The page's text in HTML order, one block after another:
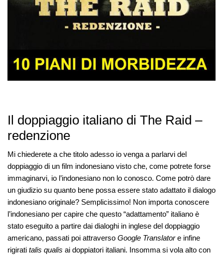
Il doppiaggio italiano di The Raid –
redenzione
Mi chiederete a che titolo adesso io venga a parlarvi del
doppiaggio di un film indonesiano visto che, come potrete forse
immaginarvi, io l’indonesiano non lo conosco. Come potrò dare
un giudizio su quanto bene possa essere stato adattato il dialogo
indonesiano originale? Semplicissimo! Non importa conoscere
l’indonesiano per capire che questo “adattamento” italiano è
stato eseguito a partire dai dialoghi in inglese del doppiaggio
americano, passati poi attraverso Google Translatore infine
rigirati talis qualis ai doppiatori italiani. Insomma si vola alto con